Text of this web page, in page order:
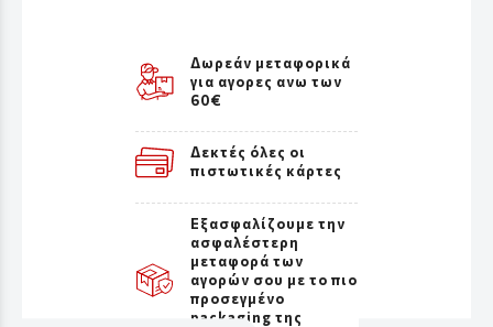
Δωρεάν μεταφορικά
για αγορες ανω των
60€
Δεκτές όλες οι
πιστωτικές κάρτες
Εξασφαλίζουμε την
ασφαλέστερη
μεταφορά των
αγορών σου με το πιο
προσεγμένο
packaging της